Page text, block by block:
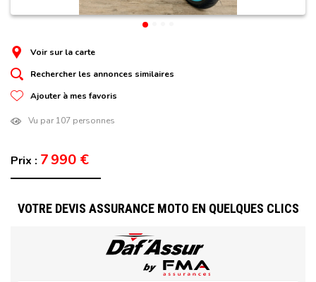
Voir sur la carte
Rechercher les annonces similaires
Ajouter à mes favoris
Vu par 107 personnes
Prix : 7 990 €
VOTRE DEVIS ASSURANCE MOTO EN QUELQUES CLICS